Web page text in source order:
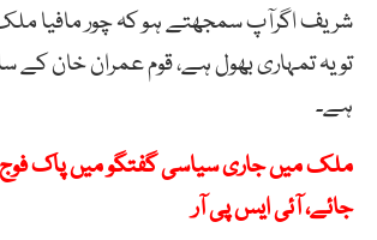
شریف اگرآپ سمجھتے ہو کہ چور مافیا
تو یہ تمہاری بھول ہے، قوم عمران خان
ہے۔
ملک میں جاری سیاسی گفتگو میں پاک فوج
جائے، آئی ایس پی آر